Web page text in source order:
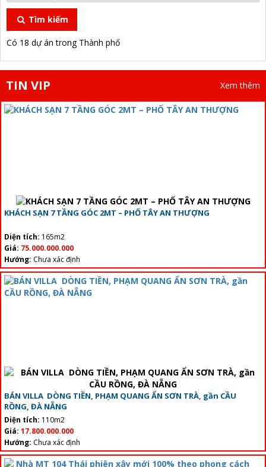
Tìm kiếm
Có 18 dự án trong Thành phố
TIN VIP Xem thêm
KHÁCH SẠN 7 TẦNG GÓC 2MT – PHỐ TÂY AN THƯỢNG
Diện tích: 165m2
Giá: 75.000.000.000
Hướng: Chưa xác định
BÁN VILLA DÒNG TIỀN, PHẠM QUANG ẨN SƠN TRÀ, gần CẦU
RỒNG, ĐÀ NẴNG
Diện tích: 110m2
Giá: 17.800.000.000
Hướng: Chưa xác định